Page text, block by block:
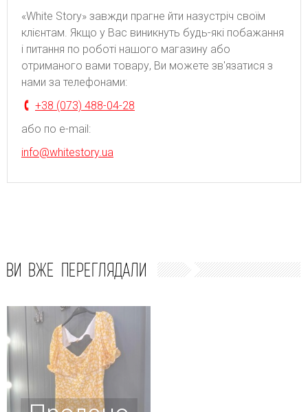
«White Story» завжди прагне йти назустріч своїм
клієнтам. Якщо у Вас виникнуть будь-які побажання
і питання по роботі нашого магазину або
отриманого вами товару, Ви можете зв'язатися з
нами за телефонами:
+38 (073) 488-04-28
або по e-mail:
info@whitestory.ua
ВИ ВЖЕ ПЕРЕГЛЯДАЛИ